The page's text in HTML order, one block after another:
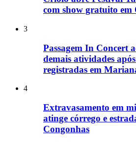
com show gratuito em
3
Passagem In Concert
demais atividades
registradas em
4
Extravasamento em
atinge córrego e
Congonhas